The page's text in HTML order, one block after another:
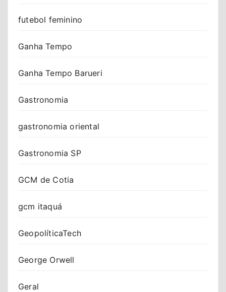
futebol feminino
Ganha Tempo
Ganha Tempo Barueri
Gastronomia
gastronomia oriental
Gastronomia SP
GCM de Cotia
gcm itaquá
GeopolíticaTech
George Orwell
Geral